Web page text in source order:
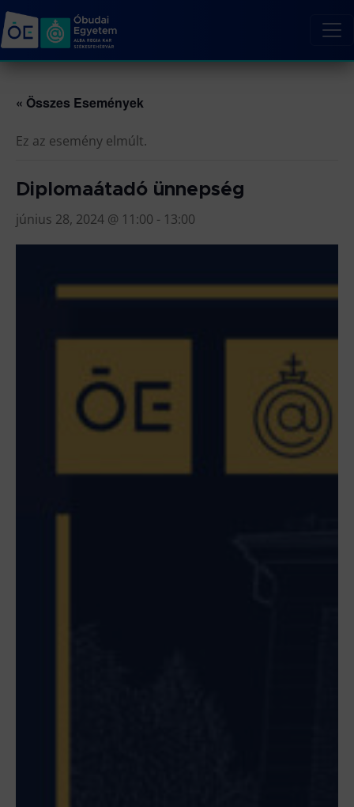
« Összes Események
Ez az esemény elmúlt.
Diplomaátadó ünnepség
június 28, 2024 @ 11:00 - 13:00